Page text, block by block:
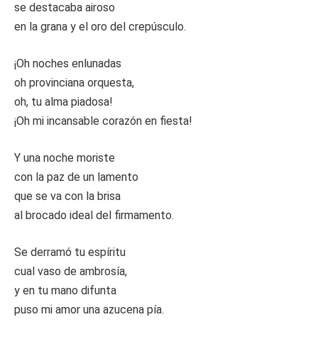
se destacaba airoso
en la grana y el oro del crepúsculo.
¡Oh noches enlunadas
oh provinciana orquesta,
oh, tu alma piadosa!
¡Oh mi incansable corazón en fiesta!
Y una noche moriste
con la paz de un lamento
que se va con la brisa
al brocado ideal del firmamento.
Se derramó tu espíritu
cual vaso de ambrosía,
y en tu mano difunta
puso mi amor una azucena pía.